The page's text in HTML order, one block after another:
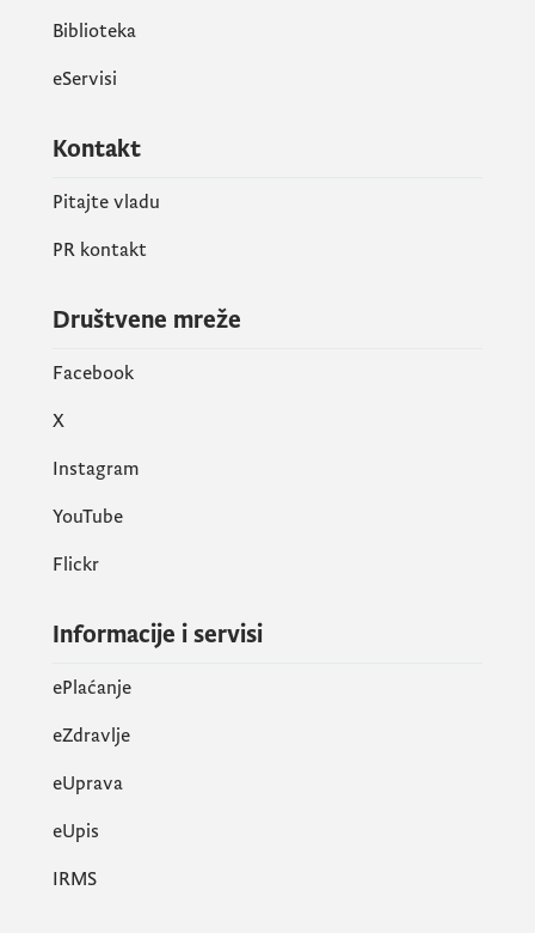
Biblioteka
eServisi
Kontakt
Pitajte vladu
PR kontakt
Društvene mreže
Facebook
X
Instagram
YouTube
Flickr
Informacije i servisi
ePlaćanje
eZdravlje
eUprava
еUpis
IRMS